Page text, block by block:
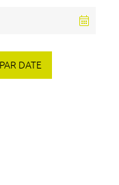
DATE